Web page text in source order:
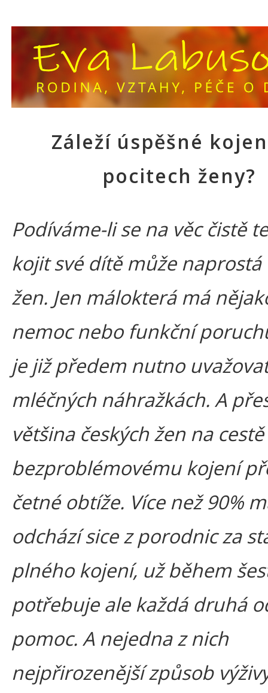
Záleží úspěšné
pocitech ženy?
Podíváme-li se na věc čistě
kojit své dítě může naprostá
žen. Jen málokterá má
nemoc nebo funkční
je již předem nutno
mléčných náhražkách. A
většina českých žen na
bezproblémovému kojení
četné obtíže. Více než 90%
odchází sice z porodnic za
plného kojení, už během
potřebuje ale každá druhá
pomoc. A nejedna z nich
nejpřirozenější způsob